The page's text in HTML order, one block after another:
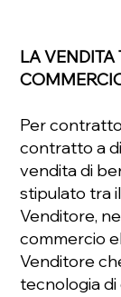
LA VENDITA
Per
contratto a
vendita di
stipulato tra
Venditore,
commercio
Venditore
tecnologia di